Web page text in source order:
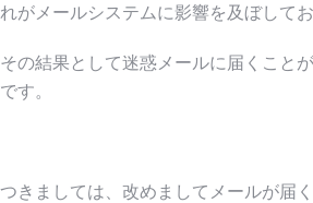
れがメールシステムに影響を及ぼしてお
その結果として迷惑メールに届くこと
です。
つきましては、改めましてメールが届